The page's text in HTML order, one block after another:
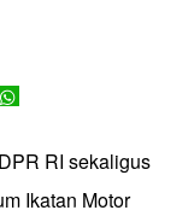
RI sekaligus
Ikatan Motor